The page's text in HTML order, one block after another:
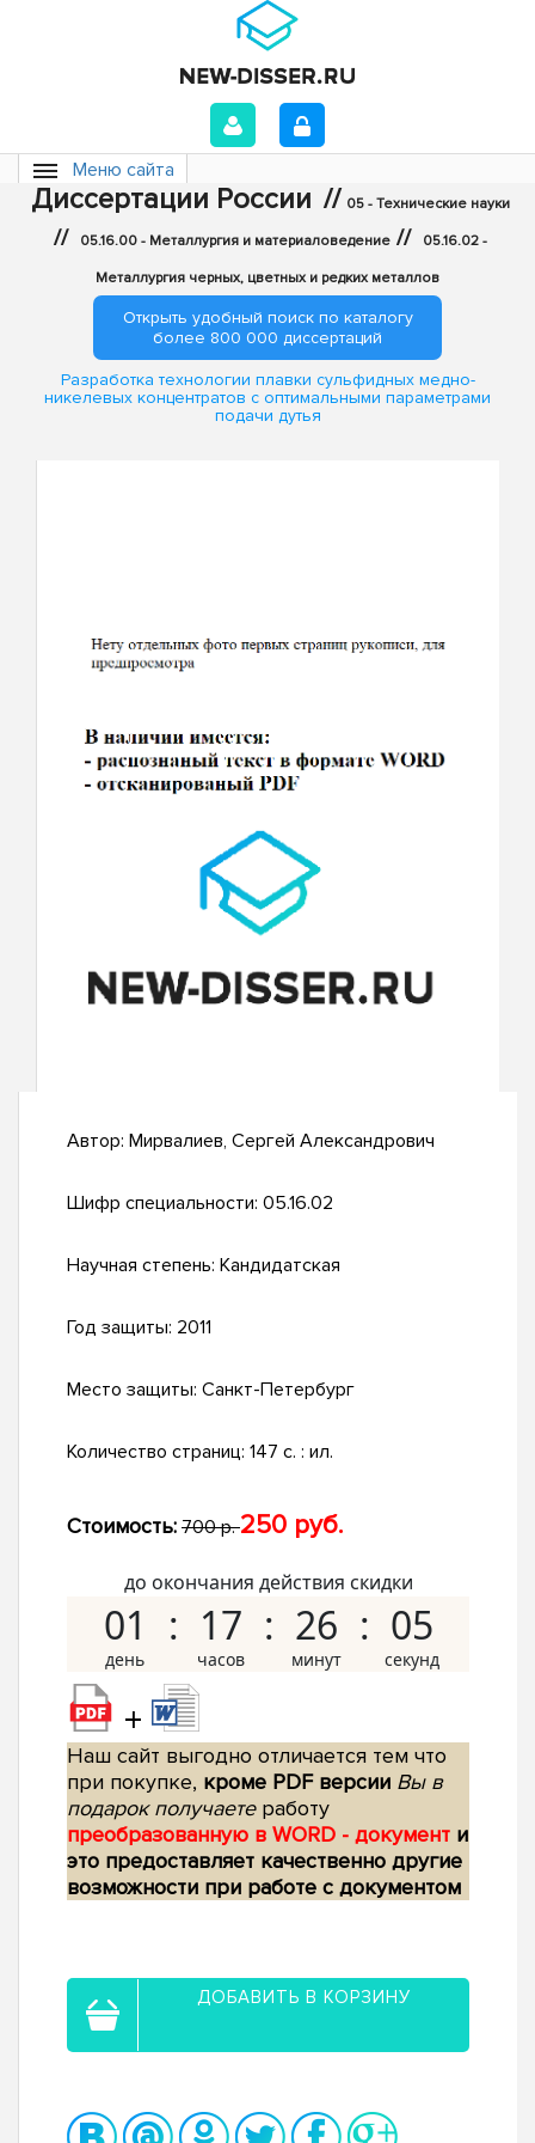
Меню сайта
Диссертации России // 05 - Технические науки
// 05.16.00 - Металлургия и материаловедение // 05.16.02 -
Металлургия черных, цветных и редких металлов
Открыть удобный поиск по каталогу
более 800 000 диссертаций
Разработка технологии плавки сульфидных медно-
никелевых концентратов с оптимальными параметрами
подачи дутья
Автор: Мирвалиев, Сергей Александрович
Шифр специальности: 05.16.02
Научная степень: Кандидатская
Год защиты: 2011
Место защиты: Санкт-Петербург
Количество страниц: 147 с. : ил.
Стоимость: 700 р.250 руб.
до окончания действия скидки
01 17 26 04
+
Наш сайт выгодно отличается тем что
при покупке, кроме PDF версии Вы в
подарок получаетеработу
преобразованную в WORD - документ и
это предоставляет качественно другие
возможности при работе с документом
ДОБАВИТЬ В КОРЗИНУ